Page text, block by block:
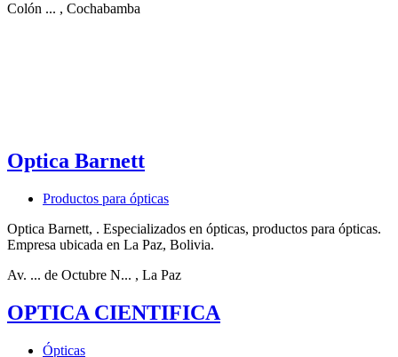
Colón ... , Cochabamba
Optica Barnett
Productos para ópticas
Optica Barnett, . Especializados en ópticas, productos para ópticas.
Empresa ubicada en La Paz, Bolivia.
Av. ... de Octubre N... , La Paz
OPTICA CIENTIFICA
Ópticas